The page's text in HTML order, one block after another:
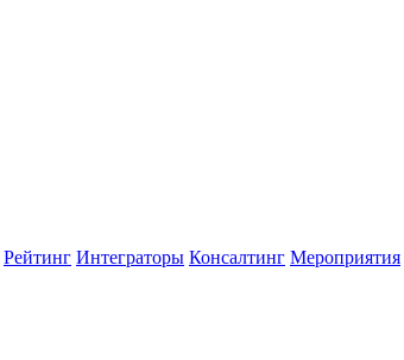
Рейтинг Интеграторы Консалтинг Mероприятия